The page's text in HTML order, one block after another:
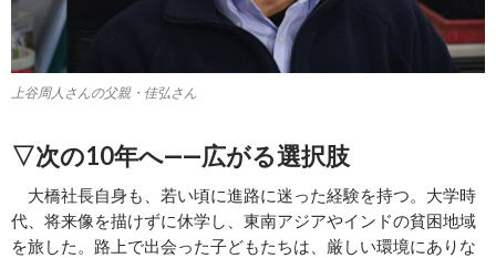
上谷周人さんの父親・佳弘さん
▽次の10年へ――広がる選択肢
大橋社長自身も、若い頃に進路に迷った経験を持つ。大学時
代、将来像を描けずに休学し、東南アジアやインドの貧困地域
を旅した。路上で出会った子どもたちは、厳しい環境にありな